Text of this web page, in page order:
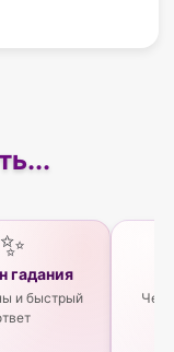
✨
гадания
и быстрый